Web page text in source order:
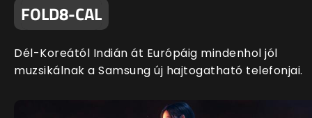
FOLD8-CAL
Dél-Koreától Indián át Európáig mindenhol jól
muzsikálnak a Samsung új hajtogatható telefonjai.